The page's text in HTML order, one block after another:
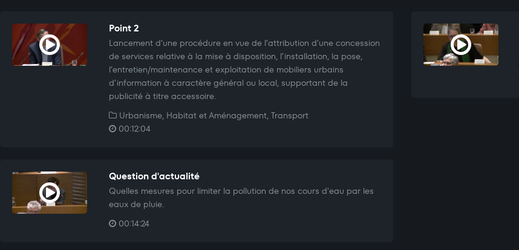
Point 2
Lancement d’une procédure en vue de l’attribution d’une concession
de services relative à la mise à disposition, l’installation, la pose,
l’entretien/maintenance et exploitation de mobiliers urbains
d’information à caractère général ou local, supportant de la
publicité à titre accessoire.
Urbanisme, Habitat et Aménagement, Transport
00:12:04
Question d'actualité
Quelles mesures pour limiter la pollution de nos cours d'eau par les
eaux de pluie.
00:14:24